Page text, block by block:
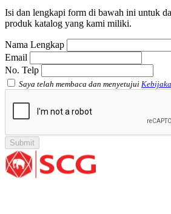
Isi dan lengkapi form di bawah ini untuk
produk katalog yang kami miliki.
Nama Lengkap
Email
No. Telp
Saya telah membaca dan menyetujui